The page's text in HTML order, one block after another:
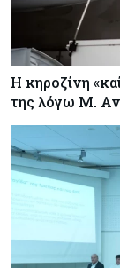
Η κηροζίνη
της λόγω Μ.